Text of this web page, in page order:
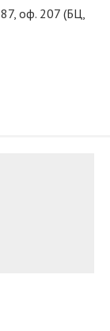
87, оф. 207 (БЦ,